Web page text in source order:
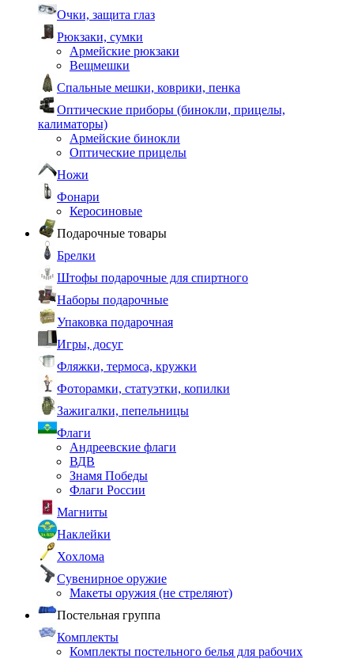
Очки, защита глаз
Рюкзаки, сумки
Армейские рюкзаки
Вещмешки
Спальные мешки, коврики, пенка
Оптические приборы (бинокли, прицелы,
калиматоры)
Армейские бинокли
Оптические прицелы
Ножи
Фонари
Керосиновые
Подарочные товары
Брелки
Штофы подарочные для спиртного
Наборы подарочные
Упаковка подарочная
Игры, досуг
Фляжки, термоса, кружки
Фоторамки, статуэтки, копилки
Зажигалки, пепельницы
Флаги
Андреевские флаги
ВДВ
Знамя Победы
Флаги России
Магниты
Наклейки
Хохлома
Сувенирное оружие
Макеты оружия (не стреляют)
Постельная группа
Комплекты
Комплекты постельного белья для рабочих